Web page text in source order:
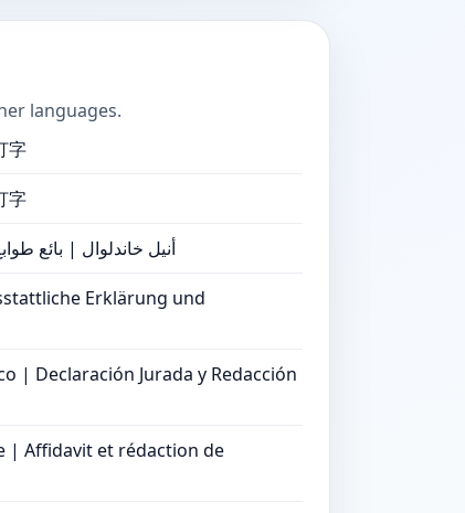
languages.
字
字
أنيل خاندلوال | بائع
Erklärung und
| Declaración Jurada y Redacción
| Affidavit et rédaction de